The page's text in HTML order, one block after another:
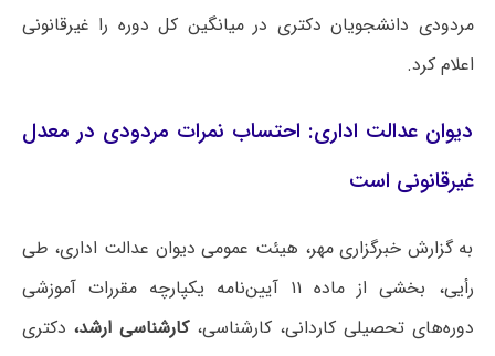
مردودی دانشجویان دکتری در میانگین کل دوره را غیرقانونی
اعلام کرد.
دیوان عدالت اداری: احتساب نمرات مردودی در معدل
غیرقانونی است
به گزارش خبرگزاری مهر، هیئت عمومی دیوان عدالت اداری، طی
رأیی، بخشی از ماده ۱۱ آیین‌نامه یکپارچه مقررات آموزشی
دوره‌های تحصیلی کاردانی، کارشناسی،کارشناسی ارشد، دکتری